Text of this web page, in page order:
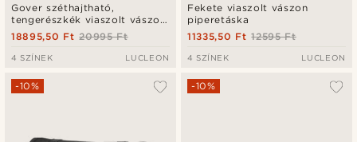
Gover széthajtható,
tengerészkék viaszolt vászon
piperetáska 20995 Ft
18895,50 Ft
4 SZÍNEK LUCLEON
Fekete viaszolt vászon
piperetáska
12595 Ft
11335,50 Ft
4 SZÍNEK LUCLEON
-10% -10%